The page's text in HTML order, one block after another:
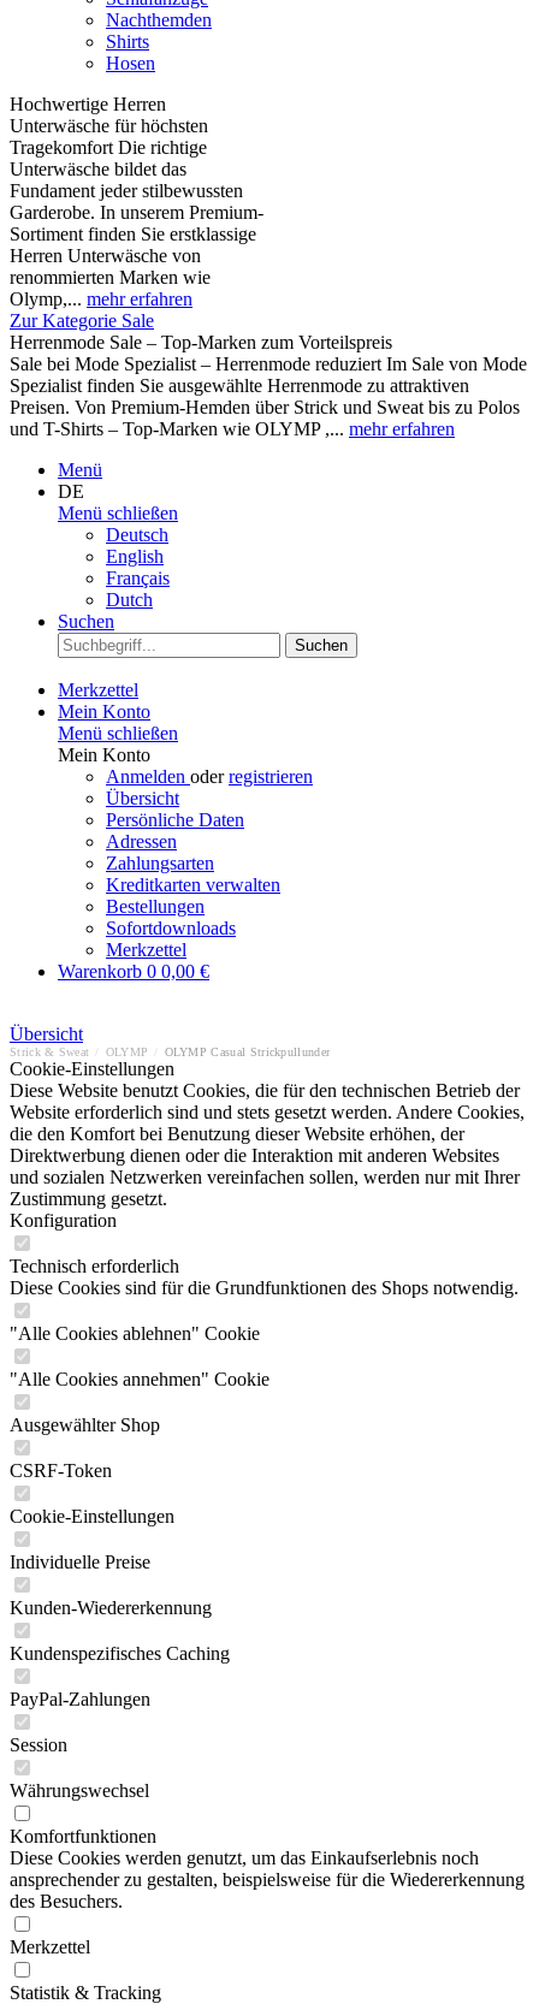
Nachthemden
Shirts
Hosen
Hochwertige Herren
Unterwäsche für höchsten
Tragekomfort Die richtige
Unterwäsche bildet das
Fundament jeder stilbewussten
Garderobe. In unserem Premium-
Sortiment finden Sie erstklassige
Herren Unterwäsche von
renommierten Marken wie
Olymp,... mehr erfahren
Zur Kategorie Sale
Herrenmode Sale – Top-Marken zum Vorteilspreis
Sale bei Mode Spezialist – Herrenmode reduziert Im Sale von Mode
Spezialist finden Sie ausgewählte Herrenmode zu attraktiven
Preisen. Von Premium-Hemden über Strick und Sweat bis zu Polos
und T-Shirts – Top-Marken wie OLYMP ,... mehr erfahren
Menü
DE
Menü schließen
Deutsch
English
Français
Dutch
Suchen
Suchen
Merkzettel
Mein Konto
Menü schließen
Mein Konto
Anmelden oderregistrieren
Übersicht
Persönliche Daten
Adressen
Zahlungsarten
Kreditkarten verwalten
Bestellungen
Sofortdownloads
Merkzettel
Warenkorb 0 0,00 €
Übersicht
Strick & Sweat OLYMP OLYMP Casual Strickpullunder
Cookie-Einstellungen
Diese Website benutzt Cookies, die für den technischen Betrieb der
Website erforderlich sind und stets gesetzt werden. Andere Cookies,
die den Komfort bei Benutzung dieser Website erhöhen, der
Direktwerbung dienen oder die Interaktion mit anderen Websites
und sozialen Netzwerken vereinfachen sollen, werden nur mit Ihrer
Zustimmung gesetzt.
Konfiguration
Technisch erforderlich
Diese Cookies sind für die Grundfunktionen des Shops notwendig.
"Alle Cookies ablehnen" Cookie
"Alle Cookies annehmen" Cookie
Ausgewählter Shop
CSRF-Token
Cookie-Einstellungen
Individuelle Preise
Kunden-Wiedererkennung
Kundenspezifisches Caching
PayPal-Zahlungen
Session
Währungswechsel
Komfortfunktionen
Diese Cookies werden genutzt, um das Einkaufserlebnis noch
ansprechender zu gestalten, beispielsweise für die Wiedererkennung
des Besuchers.
Merkzettel
Statistik & Tracking